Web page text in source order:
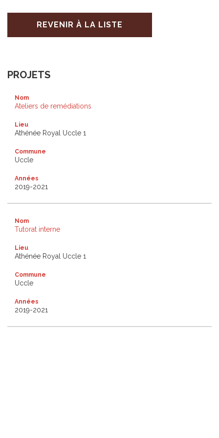
REVENIR À LA LISTE
PROJETS
Nom
Ateliers de remédiations
Lieu
Athénée Royal Uccle 1
Commune
Uccle
Années
2019-2021
Nom
Tutorat interne
Lieu
Athénée Royal Uccle 1
Commune
Uccle
Années
2019-2021